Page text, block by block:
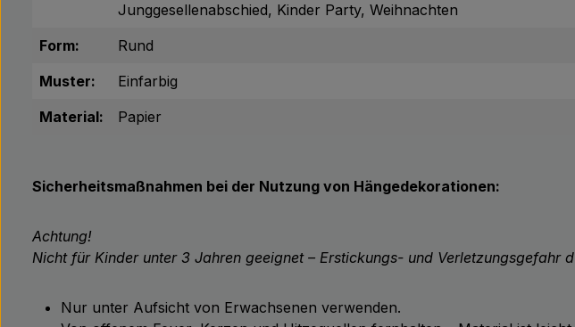
Junggesellenabschied, Kinder Party, Weihnachten
Form:
Rund
Muster:
Einfarbig
Material:
Papier
Sicherheitsmaßnahmen bei der Nutzung von Hängedekorationen:
Achtung!
Nicht für Kinder unter 3 Jahren geeignet – Erstickungs- und Verletzungsgefahr
Nur unter Aufsicht von Erwachsenen verwenden.